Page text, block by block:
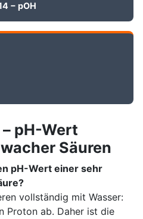
− pOH
pH-Wert
Säuren
pH-Wert einer sehr
vollständig mit Wasser:
Proton ab. Daher ist die